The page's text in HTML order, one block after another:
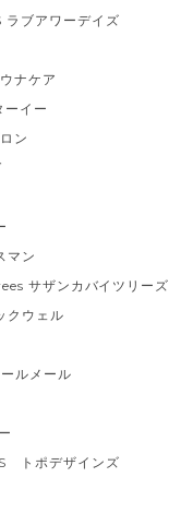
ブアワーデイズ
ナケア
イー
ン
マン
サザンカバイツリーズ
クウェル
ルメール
トポデザインズ